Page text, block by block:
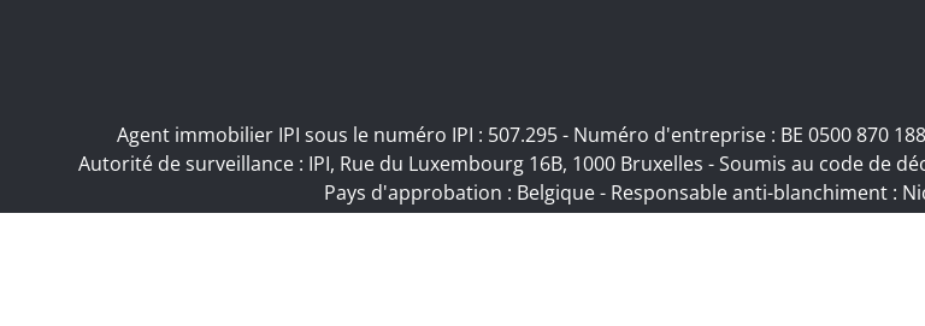
Agent immobilier IPI sous le numéro IPI : 507.295 - Numéro d'entreprise : BE 0500 870
Autorité de surveillance : IPI, Rue du Luxembourg 16B, 1000 Bruxelles - Soumis au code de
Pays d'approbation : Belgique - Responsable anti-blanchiment :